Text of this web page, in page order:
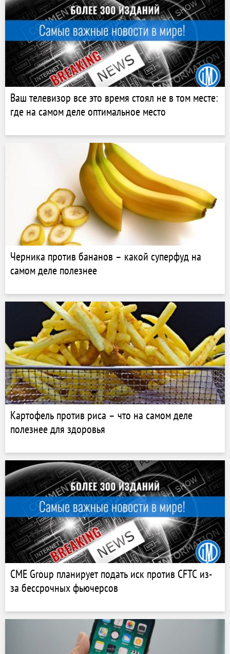
Ваш телевизор все это время стоял не в том месте:
где на самом деле оптимальное место
Черника против бананов – какой суперфуд на
самом деле полезнее
Картофель против риса – что на самом деле
полезнее для здоровья
CME Group планирует подать иск против CFTC из-
за бессрочных фьючерсов